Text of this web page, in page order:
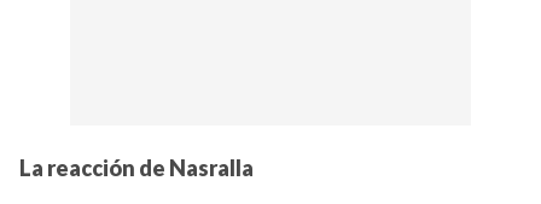
La reacción de Nasralla